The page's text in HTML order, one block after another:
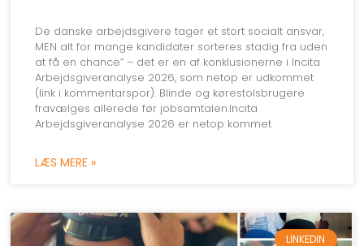
De danske arbejdsgivere tager et stort socialt ansvar,
MEN alt for mange kandidater sorteres stadig fra uden
at få en chance” – det er en af konklusionerne i Incita
Arbejdsgiveranalyse 2026, som netop er udkommet
(link i kommentarspor). Blinde og kørestolsbrugere
fravælges allerede før jobsamtalen:Incita
Arbejdsgiveranalyse 2026 er netop kommet
LÆS MERE »
LINKEDIN